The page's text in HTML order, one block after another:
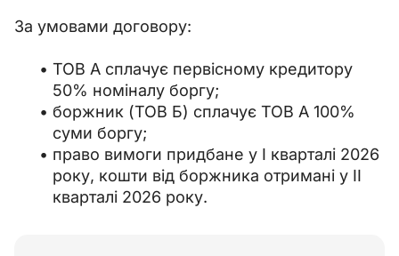
За умовами договору:
ТОВ А сплачує первісному кредитору
50% номіналу боргу;
боржник (ТОВ Б) сплачує ТОВ А 100%
суми боргу;
право вимоги придбане у I кварталі 2026
року, кошти від боржника отримані у II
кварталі 2026 року.